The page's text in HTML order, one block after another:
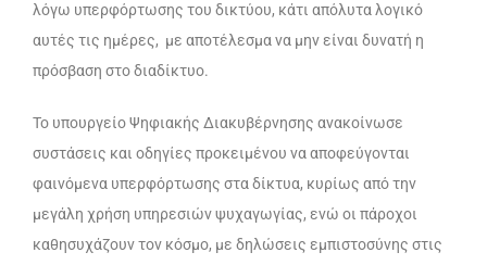
λόγω υπερφόρτωσης του δικτύου, κάτι απόλυτα λογικό
αυτές τις ημέρες, με αποτέλεσμα να μην είναι δυνατή η
πρόσβαση στο διαδίκτυο.
Το υπουργείο Ψηφιακής Διακυβέρνησης ανακοίνωσε
συστάσεις και οδηγίες προκειμένου να αποφεύγονται
φαινόμενα υπερφόρτωσης στα δίκτυα, κυρίως από την
μεγάλη χρήση υπηρεσιών ψυχαγωγίας, ενώ οι πάροχοι
καθησυχάζουν τον κόσμο, με δηλώσεις εμπιστοσύνης στις